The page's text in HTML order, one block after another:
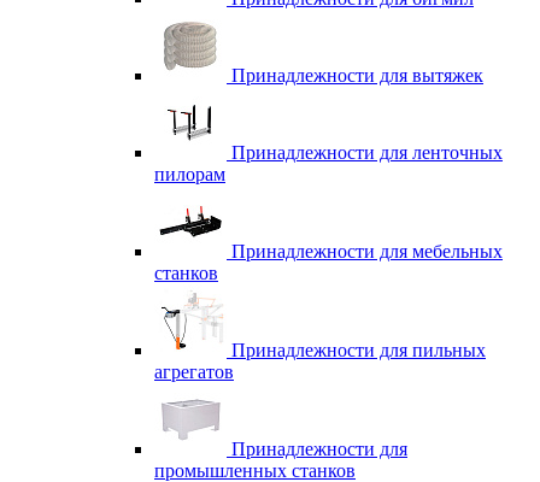
Принадлежности для вытяжек
Принадлежности для ленточных
пилорам
Принадлежности для мебельных
станков
Принадлежности для пильных
агрегатов
Принадлежности для
промышленных станков